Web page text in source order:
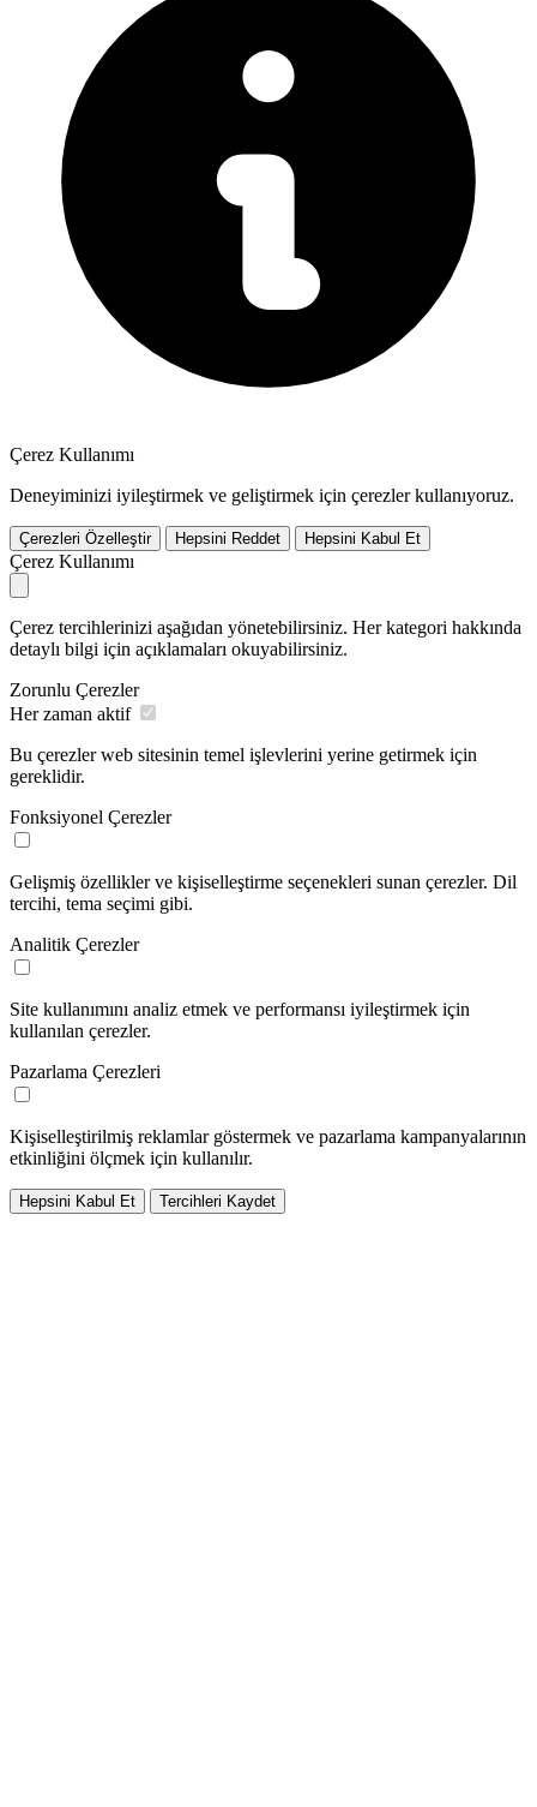
Çerez Kullanımı
Deneyiminizi iyileştirmek ve geliştirmek için çerezler kullanıyoruz.
Çerezleri Özelleştir Hepsini Reddet Hepsini Kabul Et
Çerez Kullanımı
Çerez tercihlerinizi aşağıdan yönetebilirsiniz. Her kategori hakkında
detaylı bilgi için açıklamaları okuyabilirsiniz.
Zorunlu Çerezler
Her zaman aktif
Bu çerezler web sitesinin temel işlevlerini yerine getirmek için
gereklidir.
Fonksiyonel Çerezler
Gelişmiş özellikler ve kişiselleştirme seçenekleri sunan çerezler. Dil
tercihi, tema seçimi gibi.
Analitik Çerezler
Site kullanımını analiz etmek ve performansı iyileştirmek için
kullanılan çerezler.
Pazarlama Çerezleri
Kişiselleştirilmiş reklamlar göstermek ve pazarlama kampanyalarının
etkinliğini ölçmek için kullanılır.
Hepsini Kabul Et Tercihleri Kaydet